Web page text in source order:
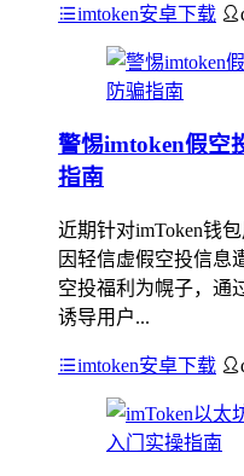
imtoken安卓下载
警惕imtoken假空
指南
近期针对imToken钱
因轻信虚假空投信息
空投福利为幌子，通
诱导用户...
imtoken安卓下载